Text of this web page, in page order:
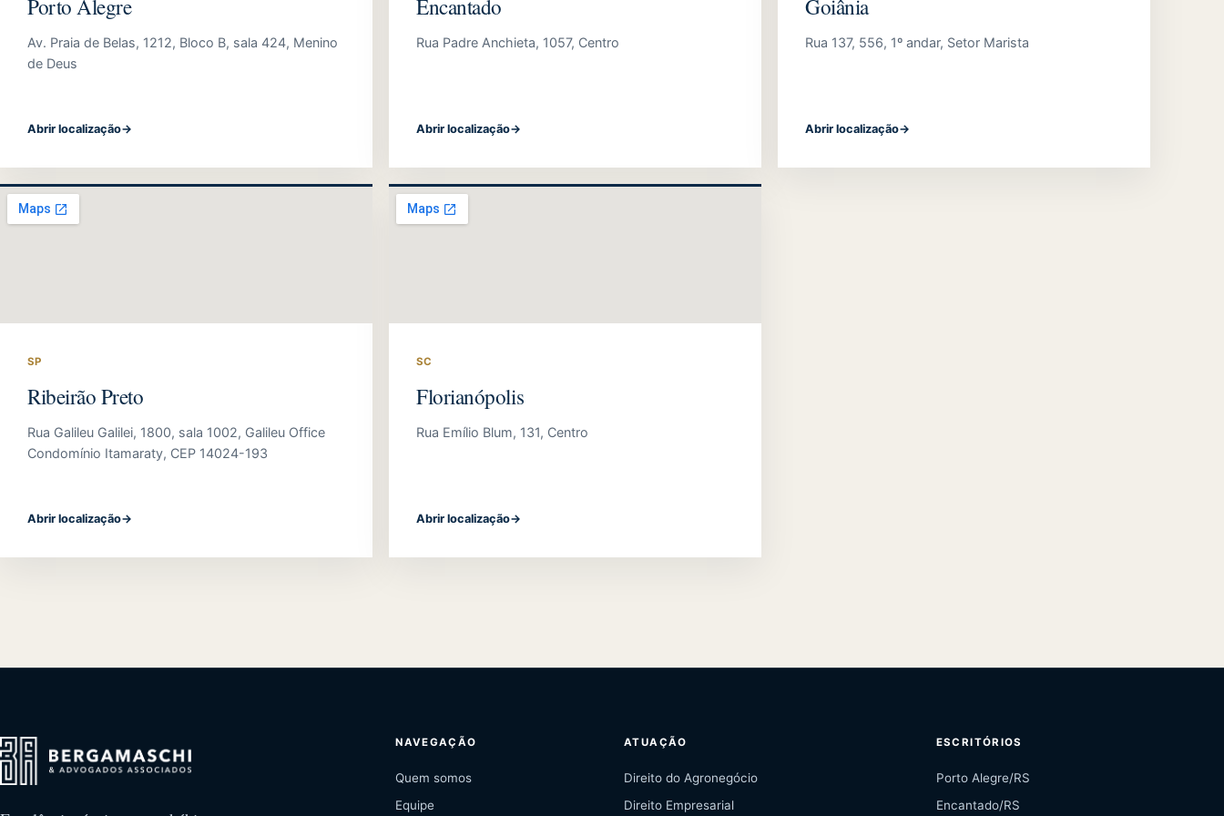
Porto Alegre
Av. Praia de Belas, 1212, Bloco B, sala 424, Menino
de Deus
Abrir localização→
Encantado
Rua Padre Anchieta, 1057, Centro
Abrir localização→
Goiânia
Rua 137, 556, 1º andar, Setor Marista
Abrir localização→
SP
Ribeirão Preto
Rua Galileu Galilei, 1800, sala 1002, Galileu Office
Condomínio Itamaraty, CEP 14024-193
Abrir localização→
SC
Florianópolis
Rua Emílio Blum, 131, Centro
Abrir localização→
NAVEGAÇÃO
Quem somos
Equipe
ATUAÇÃO
Direito do Agronegócio
Direito Empresarial
ESCRITÓRIOS
Porto Alegre/RS
Encantado/RS